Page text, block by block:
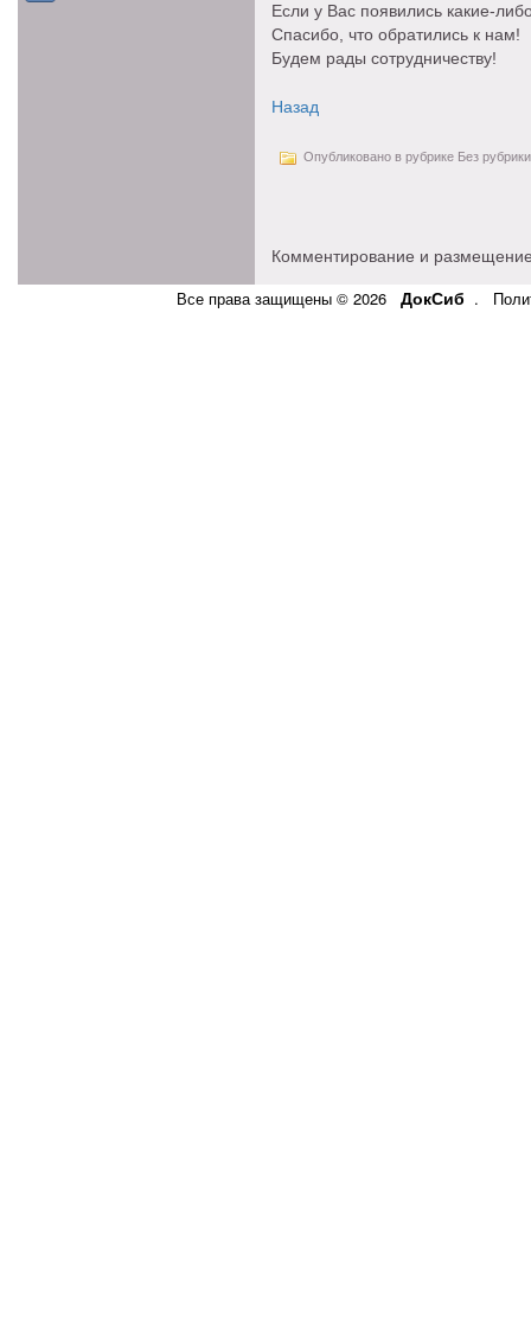
Если у Вас появились какие-
Спасибо, что обратились к нам!
Будем рады сотрудничеству!
Назад
Опубликовано в рубрике Без рубрики
Комментирование и
Все права защищены © 2026 ДокСиб .